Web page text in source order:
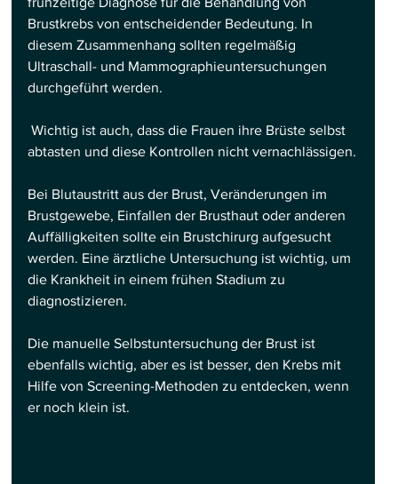
Brustkrebs von entscheidender Bedeutung. In
diesem Zusammenhang sollten regelmäßig
Ultraschall- und Mammographieuntersuchungen
durchgeführt werden.
Wichtig ist auch, dass die Frauen ihre Brüste selbst
abtasten und diese Kontrollen nicht vernachlässigen.
Bei Blutaustritt aus der Brust, Veränderungen im
Brustgewebe, Einfallen der Brusthaut oder anderen
Auffälligkeiten sollte ein Brustchirurg aufgesucht
werden. Eine ärztliche Untersuchung ist wichtig, um
die Krankheit in einem frühen Stadium zu
diagnostizieren.
Die manuelle Selbstuntersuchung der Brust ist
ebenfalls wichtig, aber es ist besser, den Krebs mit
Hilfe von Screening-Methoden zu entdecken, wenn
er noch klein ist.